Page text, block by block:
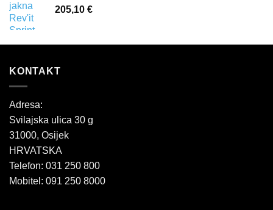
205,10 €
KONTAKT
Adresa:
Svilajska ulica 30 g
31000, Osijek
HRVATSKA
Telefon: 031 250 800
Mobitel: 091 250 8000